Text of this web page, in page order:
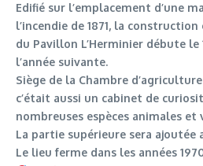
Edifié sur l’emplacement d’une
l’incendie de 1871, la
du Pavillon L’Herminier débute le
l’année suivante.
Siège de la Chambre
c’était aussi un cabinet de
nombreuses espèces animales et
La partie supérieure sera ajoutée
Le lieu ferme dans les années